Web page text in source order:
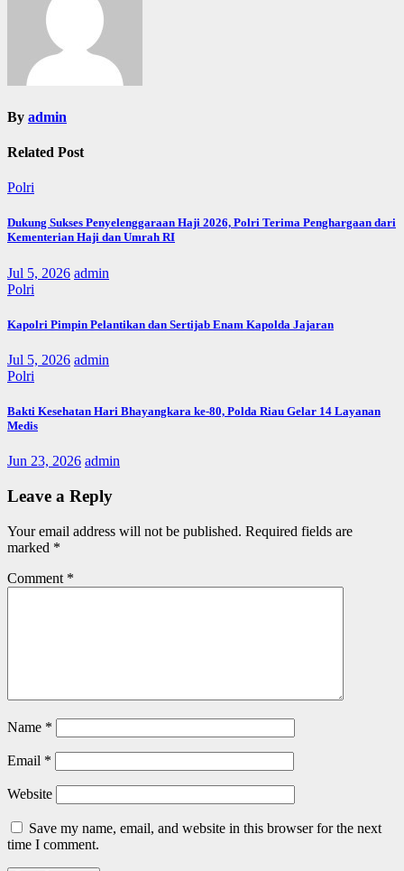
By admin
Related Post
Polri
Dukung Sukses Penyelenggaraan Haji 2026, Polri Terima Penghargaan dari
Kementerian Haji dan Umrah RI
Jul 5, 2026 admin
Polri
Kapolri Pimpin Pelantikan dan Sertijab Enam Kapolda Jajaran
Jul 5, 2026 admin
Polri
Bakti Kesehatan Hari Bhayangkara ke-80, Polda Riau Gelar 14 Layanan
Medis
Jun 23, 2026 admin
Leave a Reply
Your email address will not be published. Required fields are
marked *
Comment *
Name *
Email *
Website
Save my name, email, and website in this browser for the next
time I comment.